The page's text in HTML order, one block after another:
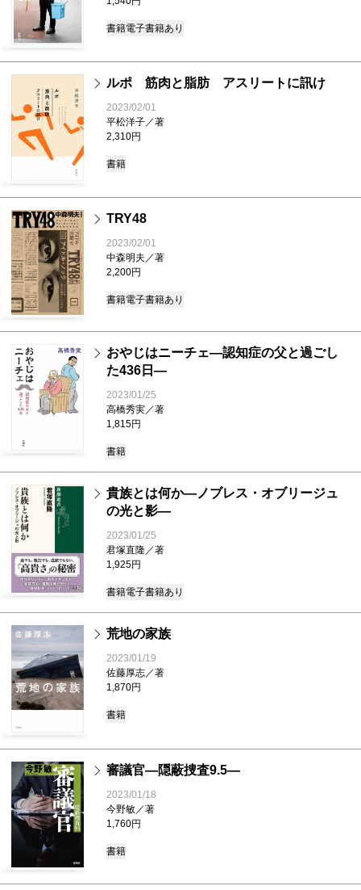
書籍電子書籍あり
ルポ 筋肉と脂肪 アスリートに訊け
2023/02/01
平松洋子／著
2,310円
書籍
TRY48
2023/02/01
中森明夫／著
2,200円
書籍電子書籍あり
おやじはニーチェ―認知症の父と過ごし
た436日―
2023/01/25
高橋秀実／著
1,815円
書籍
貴族とは何か―ノブレス・オブリージュ
の光と影―
2023/01/25
君塚直隆／著
1,925円
書籍電子書籍あり
荒地の家族
2023/01/19
佐藤厚志／著
1,870円
書籍
審議官―隠蔽捜査9.5―
2023/01/18
今野敏／著
1,760円
書籍